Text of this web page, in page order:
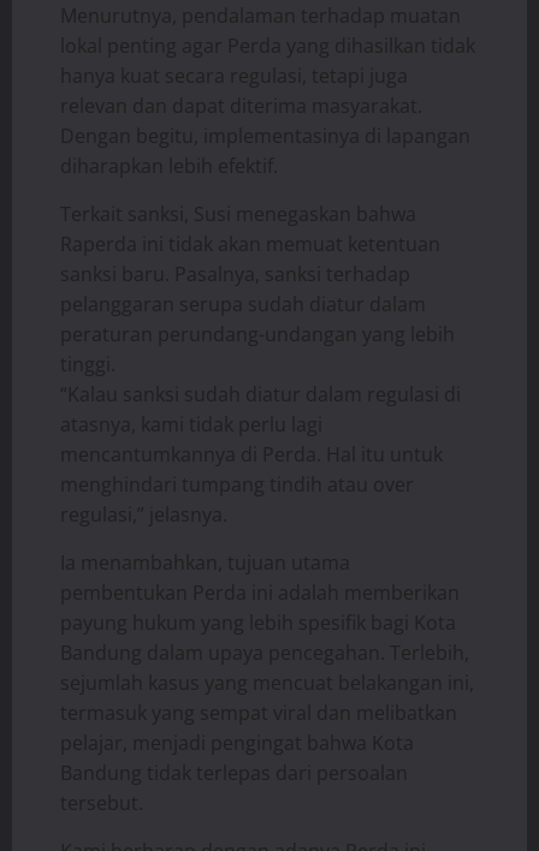
Menurutnya, pendalaman terhadap muatan
lokal penting agar Perda yang dihasilkan tidak
hanya kuat secara regulasi, tetapi juga
relevan dan dapat diterima masyarakat.
Dengan begitu, implementasinya di lapangan
diharapkan lebih efektif.
Terkait sanksi, Susi menegaskan bahwa
Raperda ini tidak akan memuat ketentuan
sanksi baru. Pasalnya, sanksi terhadap
pelanggaran serupa sudah diatur dalam
peraturan perundang-undangan yang lebih
tinggi.
“Kalau sanksi sudah diatur dalam regulasi di
atasnya, kami tidak perlu lagi
mencantumkannya di Perda. Hal itu untuk
menghindari tumpang tindih atau over
regulasi,” jelasnya.
Ia menambahkan, tujuan utama
pembentukan Perda ini adalah memberikan
payung hukum yang lebih spesifik bagi Kota
Bandung dalam upaya pencegahan. Terlebih,
sejumlah kasus yang mencuat belakangan ini,
termasuk yang sempat viral dan melibatkan
pelajar, menjadi pengingat bahwa Kota
Bandung tidak terlepas dari persoalan
tersebut.